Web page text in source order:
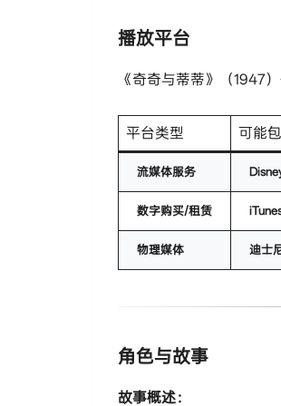
播放平台
《奇奇与蒂蒂》（1947
平台类型 可能
​流媒体服务​
​数字购买/租赁​
​物理媒体​ 迪士
角色与故事
​故事概述：​